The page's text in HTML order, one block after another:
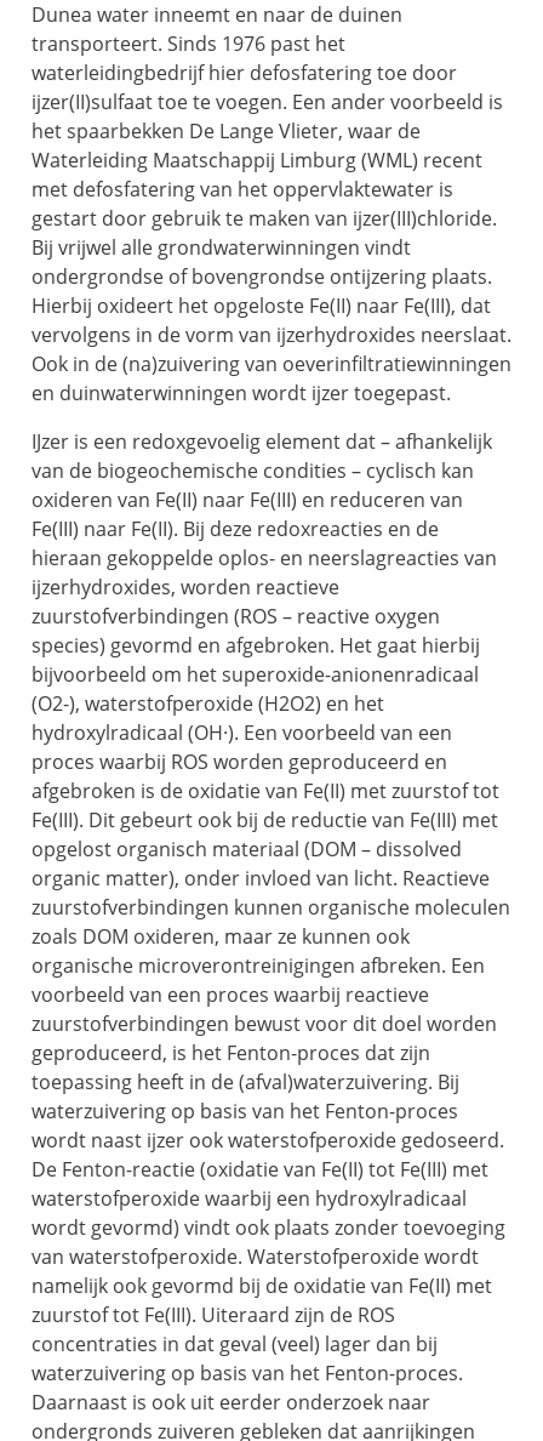
Dunea water inneemt en naar de duinen
transporteert. Sinds 1976 past het
waterleidingbedrijf hier defosfatering toe door
ijzer(II)sulfaat toe te voegen. Een ander voorbeeld is
het spaarbekken De Lange Vlieter, waar de
Waterleiding Maatschappij Limburg (WML) recent
met defosfatering van het oppervlaktewater is
gestart door gebruik te maken van ijzer(III)chloride.
Bij vrijwel alle grondwaterwinningen vindt
ondergrondse of bovengrondse ontijzering plaats.
Hierbij oxideert het opgeloste Fe(II) naar Fe(III), dat
vervolgens in de vorm van ijzerhydroxides neerslaat.
Ook in de (na)zuivering van oeverinfiltratiewinningen
en duinwaterwinningen wordt ijzer toegepast.
IJzer is een redoxgevoelig element dat – afhankelijk
van de biogeochemische condities – cyclisch kan
oxideren van Fe(II) naar Fe(III) en reduceren van
Fe(III) naar Fe(II). Bij deze redoxreacties en de
hieraan gekoppelde oplos- en neerslagreacties van
ijzerhydroxides, worden reactieve
zuurstofverbindingen (ROS – reactive oxygen
species) gevormd en afgebroken. Het gaat hierbij
bijvoorbeeld om het superoxide-anionenradicaal
(O2-), waterstofperoxide (H2O2) en het
hydroxylradicaal (OH·). Een voorbeeld van een
proces waarbij ROS worden geproduceerd en
afgebroken is de oxidatie van Fe(II) met zuurstof tot
Fe(III). Dit gebeurt ook bij de reductie van Fe(III) met
opgelost organisch materiaal (DOM – dissolved
organic matter), onder invloed van licht. Reactieve
zuurstofverbindingen kunnen organische moleculen
zoals DOM oxideren, maar ze kunnen ook
organische microverontreinigingen afbreken. Een
voorbeeld van een proces waarbij reactieve
zuurstofverbindingen bewust voor dit doel worden
geproduceerd, is het Fenton-proces dat zijn
toepassing heeft in de (afval)waterzuivering. Bij
waterzuivering op basis van het Fenton-proces
wordt naast ijzer ook waterstofperoxide gedoseerd.
De Fenton-reactie (oxidatie van Fe(II) tot Fe(III) met
waterstofperoxide waarbij een hydroxylradicaal
wordt gevormd) vindt ook plaats zonder toevoeging
van waterstofperoxide. Waterstofperoxide wordt
namelijk ook gevormd bij de oxidatie van Fe(II) met
zuurstof tot Fe(III). Uiteraard zijn de ROS
concentraties in dat geval (veel) lager dan bij
waterzuivering op basis van het Fenton-proces.
Daarnaast is ook uit eerder onderzoek naar
ondergronds zuiveren gebleken dat aanrijkingen